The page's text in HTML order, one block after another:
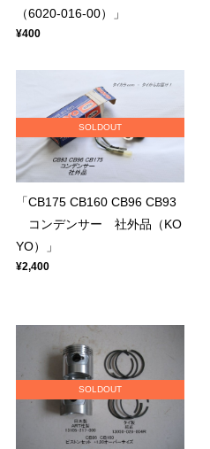
（6020-016-00）」
¥400
SOLDOUT
「CB175 CB160 CB96 CB93
コンデンサー 社外品（KO
YO）」
¥2,400
SOLDOUT